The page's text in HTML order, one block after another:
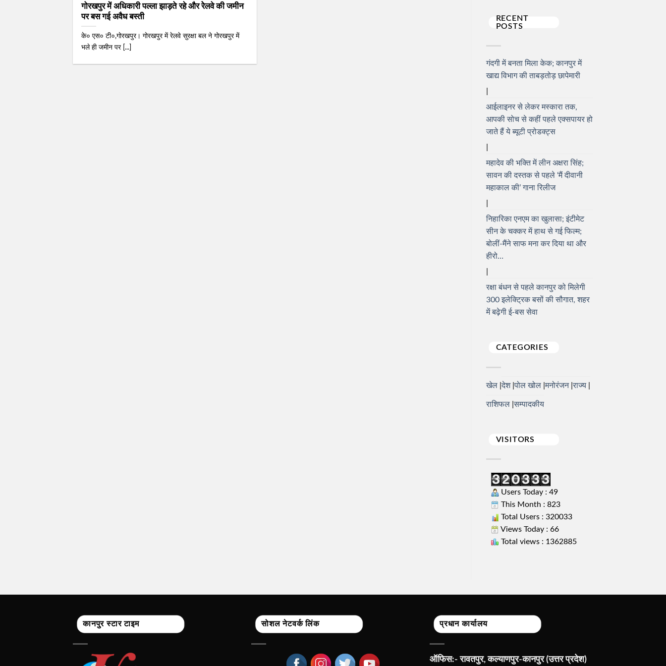
गोरखपुर में अधिकारी पल्‍ला झाड़ते रहे और रेेलवे की जमीन
पर बस गई अवैध बस्ती
के० एस० टी०,गोरखपुर। गोरखपुर में रेलवे सुरक्षा बल ने गोरखपुर में
भले ही जमीन पर [...]
RECENT
POSTS
गंदगी में बनता मिला केक; कानपुर में
खाद्य विभाग की ताबड़तोड़ छापेमारी
आईलाइनर से लेकर मस्कारा तक,
आपकी सोच से कहीं पहले एक्सपायर हो
जाते हैं ये ब्यूटी प्रोडक्ट्स
महादेव की भक्ति में लीन अक्षरा सिंह;
सावन की दस्तक से पहले ‘मैं दीवानी
महाकाल की’ गाना रिलीज
निहारिका एनएम का खुलासा; इंटीमेट
सीन के चक्कर में हाथ से गई फिल्म;
बोलीं-मैंने साफ मना कर दिया था और
हीरो…
रक्षा बंधन से पहले कानपुर को मिलेगी
300 इलेक्ट्रिक बसों की सौगात, शहर
में बढ़ेगी ई-बस सेवा
CATEGORIES
खेल देश पोल खोल मनोरंजन राज्य
राशिफल सम्पादकीय
VISITORS
Users Today : 49
This Month : 823
Total Users : 320033
Views Today : 66
Total views : 1362885
कानपुर स्टार टाइम सोशल नेटवर्क लिंक प्रधान कार्यालय
ऑफिस:- रावतपुर, कल्याणपुर-कानपुर (उत्तर प्रदेश)